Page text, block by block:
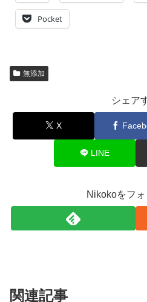
Pocket
無添加
シェア
X
LINE
Nikokoをフ
関連記事